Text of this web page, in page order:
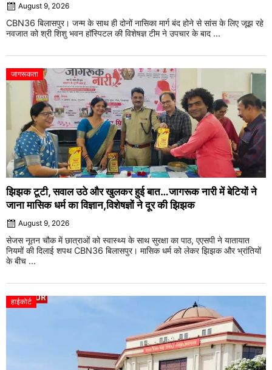
August 9, 2026
CBN36 बिलासपुर। जन्म के साथ ही दोनों नासिका मार्ग बंद होने से सांस के लिए जूझ रहे
नवजात को श्री शिशु भवन हॉस्पिटल की विशेषज्ञ टीम ने उपचार के बाद ...
जागरूकता
झिझक टूटी, सवाल उठे और खुलकर हुई बात…जागरूक नारी में बेटियों ने
जाना मासिक धर्म का विज्ञान,विशेषज्ञों ने दूर की झिझक
August 9, 2026
सेजस नूतन चौक में छात्राओं को स्वास्थ्य के साथ सुरक्षा का पाठ, एएसपी ने यातायात
नियमों की दिलाई शपथ CBN36 बिलासपुर। मासिक धर्म को लेकर झिझक और भ्रांतियों
के बीच ...
हाईकोर्ट